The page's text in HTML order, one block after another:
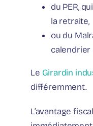
du PER,
la retraite,
ou du
calendrier
Le Girardin
différemment.
L’avantage